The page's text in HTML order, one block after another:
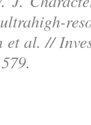
et al. //